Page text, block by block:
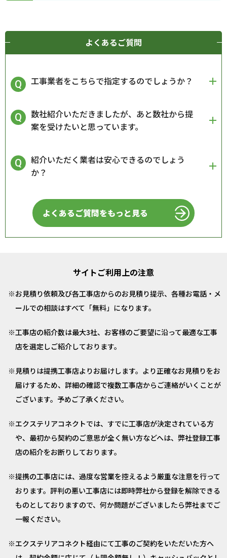
よくあるご質問
工事業者をこちらで指定するのでしょうか？
数社紹介いただきましたが、あと数社から提
案を受けたいと思っています。
紹介いただく業者は安心できるのでしょう
か？
よくあるご質問をもっと見る
サイトご利用上の注意
お見積り依頼及び各工事店からのお見積り提示、各種お電話・メ
ールでの相談はすべて「無料」になります。
工事店の紹介数は最大3社、お客様のご要望に沿って最適な工事
店を選定しご紹介しております。
見積りは提携工事店よりお届けします。より正確なお見積りをお
届けするため、詳細の確認で複数工事店からご連絡がいくことが
ございます。予めご了承ください。
エクステリアコネクトでは、すでに工事店が決定されている方
や、最初から契約のご意思が全く無い方などへは、弊社登録工事
店の紹介をお断りしております。
提携の工事店には、過度な営業を控えるよう厳重な注意を行って
おります。評判の悪い工事店には即時弊社から登録を解除できる
ものとしておりますので、何か問題がございましたら弊社までご
一報ください。
エクステリアコネクト経由にて工事のご契約をいただいた方へ